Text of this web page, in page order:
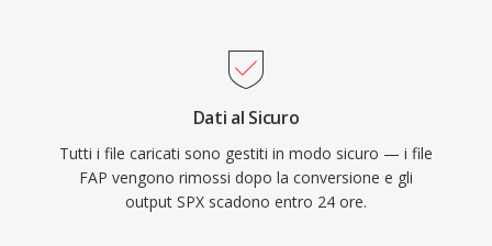
rumore e controllo automatico del guadagno,
funzionalità che i codec concorrenti delegano
tipicamente a librerie esterne. Sebbene i suoi
creatori raccomandino ufficialmente Opus
come successore dal 2012, Speex resta
implementato nei sistemi VoIP legacy, nelle
Dati al Sicuro
Tutti i file caricati sono gestiti in modo sicuro — i file
FAP vengono rimossi dopo la conversione e gli
output SPX scadono entro 24 ore.